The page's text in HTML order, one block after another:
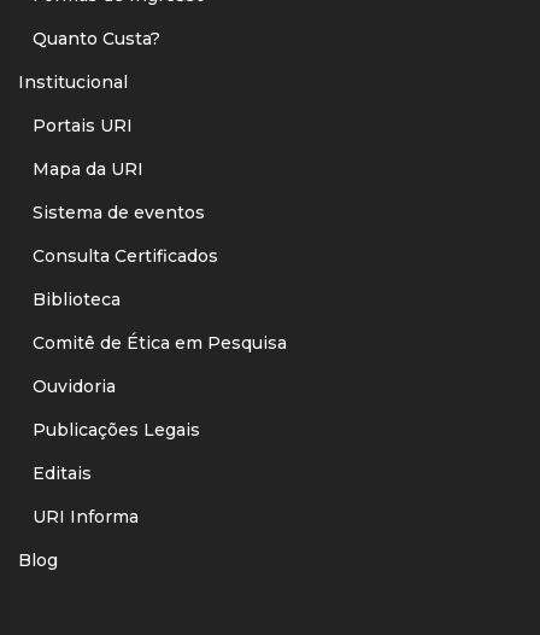
Quanto Custa?
Institucional
Portais URI
Mapa da URI
Sistema de eventos
Consulta Certificados
Biblioteca
Comitê de Ética em Pesquisa
Ouvidoria
Publicações Legais
Editais
URI Informa
Blog